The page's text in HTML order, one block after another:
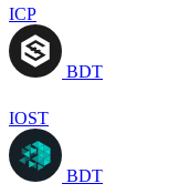
ICP
BDT
IOST
BDT